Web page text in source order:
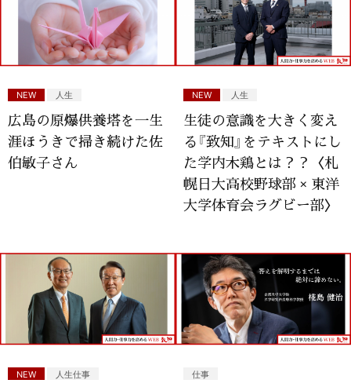
NEW 人生
広島の原爆供養塔を一生
涯ほうきで掃き続けた佐
伯敏子さん
NEW 人生
生徒の意識を大きく変え
る『致知』をテキストにし
た学内木鶏とは？？〈札
幌日大高校野球部 × 東洋
大学体育会ラグビー部〉
NEW 人生仕事 仕事